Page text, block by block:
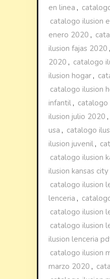
en linea ,
catalogo ilusion
enero 2020 ,
ilusion fajas 2020 ,
2020 , catalogo
ilusion hogar ,
catalogo ilusion
infantil , catalogo
ilusion julio 2020 ,
usa , catalogo
ilusion juvenil ,
catalogo ilusion
ilusion kansas
catalogo ilusion
lenceria ,
catalogo ilusion
catalogo ilusion
ilusion lenceria
catalogo ilusion
marzo 2020 ,